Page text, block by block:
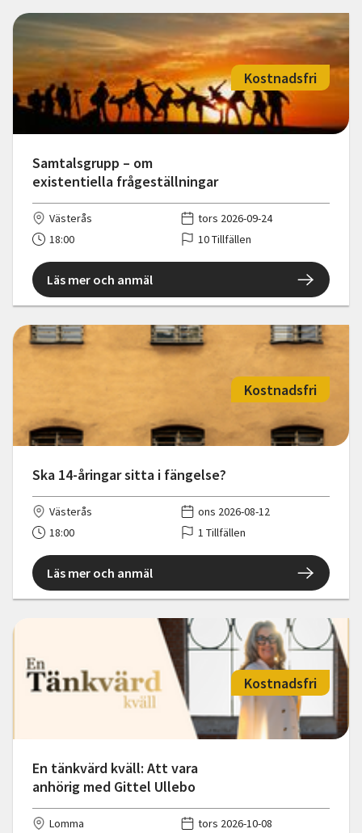
Samtalsgrupp – om
existentiella frågeställningar
Kostnadsfri
Västerås
tors 2026-09-24
18:00
10 Tillfällen
Läs mer och anmäl
Ska 14-åringar sitta i fängelse?
Kostnadsfri
Västerås
ons 2026-08-12
18:00
1 Tillfällen
Läs mer och anmäl
En tänkvärd kväll: Att vara
anhörig med Gittel Ullebo
Kostnadsfri
Lomma tors 2026-10-08